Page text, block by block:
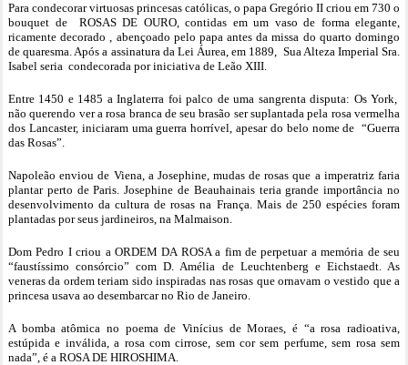
Para condecorar virtuosas princesas católicas, o papa Gregório II criou em 730 o
bouquet de ROSAS DE OURO, contidas em um vaso de forma elegante,
ricamente decorado , abençoado pelo papa antes da missa do quarto domingo
de quaresma. Após a assinatura da Lei Áurea, em 1889, Sua Alteza Imperial Sra.
Isabel seria condecorada por iniciativa de Leão XIII.
Entre 1450 e 1485 a Inglaterra foi palco de uma sangrenta disputa: Os York,
não querendo ver a rosa branca de seu brasão ser suplantada pela rosa vermelha
dos Lancaster, iniciaram uma guerra horrível, apesar do belo nome de “Guerra
das Rosas”.
Napoleão enviou de Viena, a Josephine, mudas de rosas que a imperatriz faria
plantar perto de Paris. Josephine de Beauhainais teria grande importância no
desenvolvimento da cultura de rosas na França. Mais de 250 espécies foram
plantadas por seus jardineiros, na Malmaison.
Dom Pedro I criou a ORDEM DA ROSA a fim de perpetuar a memória de seu
“faustíssimo consórcio” com D. Amélia de Leuchtenberg e Eichstaedt. As
veneras da ordem teriam sido inspiradas nas rosas que ornavam o vestido que a
princesa usava ao desembarcar no Rio de Janeiro.
A bomba atômica no poema de Vinícius de Moraes, é “a rosa radioativa,
estúpida e inválida, a rosa com cirrose, sem cor sem perfume, sem rosa sem
nada”, é a ROSA DE HIROSHIMA.